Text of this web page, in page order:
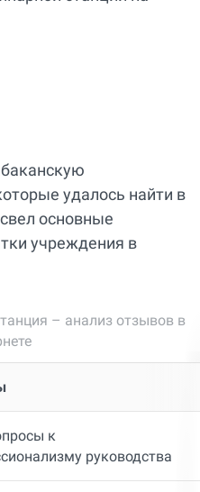
удалось найти в
основные
учреждения в
– анализ отзывов в
к
руководства